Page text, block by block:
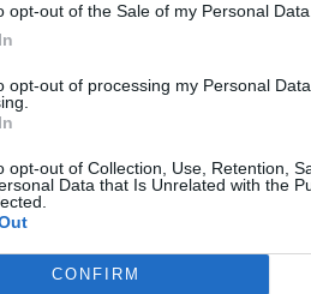
opt-out of the Sale of my Personal Data.
opt-out of processing my Personal
opt-out of Collection, Use, Retention,
Data that Is Unrelated with the
CONFIRM
MEDIA
Rai Pubblicità vola al
primi 7 mesi grazie ai